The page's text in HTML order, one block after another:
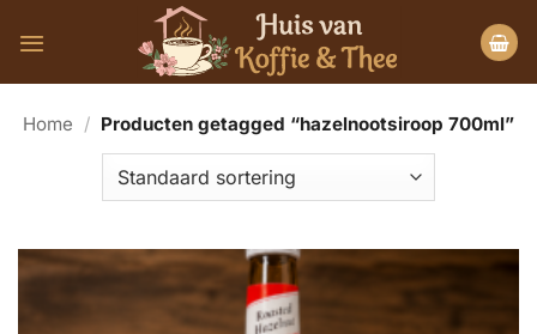
naar
Home / Producten getagged “hazelnootsiroop 700ml”